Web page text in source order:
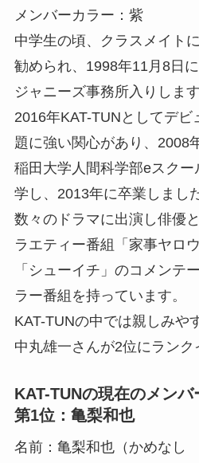
メンバーカラー：紫
中学生の頃、クラスメイト
勧められ、1998年11月8日
ジャニーズ事務所入りします
2016年KAT-TUNとしてデビ
題に強い関心があり、2008
稲田大学人間科学部eスクー
学し、2013年に卒業しまし
数々のドラマに出演し俳優
ラエティー番組「家事ヤロ
「シューイチ」のコメンテ
ラー番組を持っています。
KAT-TUNの中では親しみや
中丸雄一さんが2位にランク
KAT-TUNの現在のメン
第1位：亀梨和也
名前：亀梨和也（かめなし